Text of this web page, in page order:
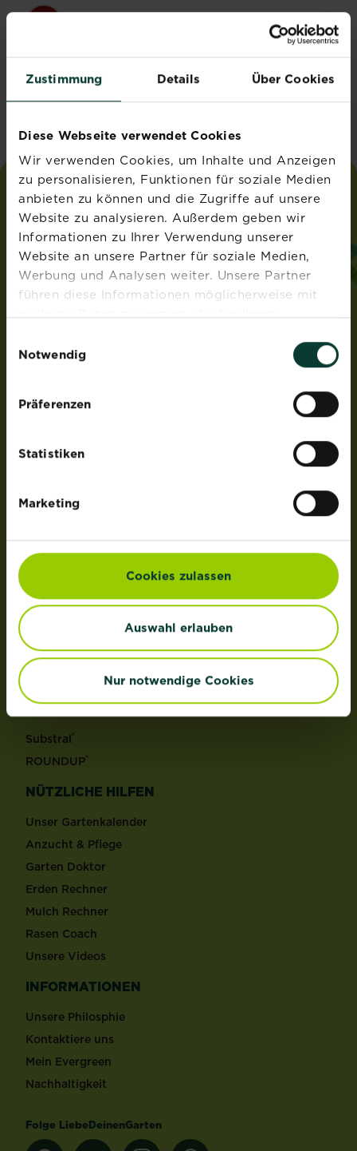
Zustimmung Details Über Cookies
Diese Webseite verwendet Cookies
Wir verwenden Cookies, um Inhalte und Anzeigen
zu personalisieren, Funktionen für soziale Medien
anbieten zu können und die Zugriffe auf unsere
Website zu analysieren. Außerdem geben wir
Informationen zu Ihrer Verwendung unserer
Website an unsere Partner für soziale Medien,
Werbung und Analysen weiter. Unsere Partner
führen diese Informationen möglicherweise mit
weiteren Daten zusammen, die Sie ihnen
Nutzung der Dienste gesammelt haben.
Notwendig
Präferenzen
Statistiken
Marketing
Cookies zulassen
Auswahl erlauben
Nur notwendige Cookies
liebedeinengarten
von Substral®
ADRESSE
Evergreen Garden Care Österreich GmbH
Franz-Brötzner-Straße 11-13
ROUNDUP® und Osmocote® sind eingetragene Marken
Weedex®, Tomcat®, Magisches Rasen-Pflaster®,
EasyGreen®, EvenGreen® und HandyGreen® sind Marken
der Lizenz von OMS Investments, Inc.
Dünger
Pflanzenschutz
Grundstoffe
Schädlinge
Reinigungsmittel
MARKEN
Substral®
ROUNDUP®
NÜTZLICHE HILFEN
Unser Gartenkalender
Anzucht & Pflege
Garten Doktor
Erden Rechner
Mulch Rechner
Rasen Coach
Unsere Videos
INFORMATIONEN
Unsere Philosphie
Kontaktiere uns
Mein Evergreen
Nachhaltigkeit
Folge LiebeDeinenGarten